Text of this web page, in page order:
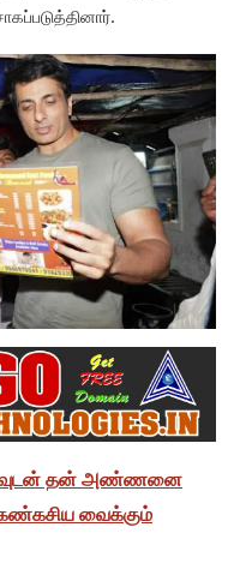
தன் அண்ணனை
கண்கசிய வைக்கும்